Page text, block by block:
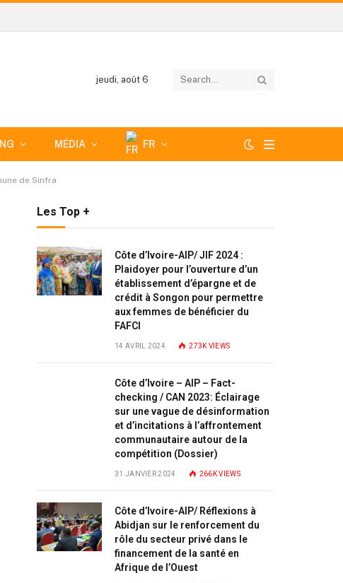
jeudi, août 6
MÉDIA FR
de Sinfra
Les Top +
Côte d’Ivoire-AIP/ JIF 2024 :
Plaidoyer pour l’ouverture d’un
établissement d’épargne et de
crédit à Songon pour permettre
aux femmes de bénéficier du
FAFCI
14 AVRIL 2024 273K VIEWS
Côte d’Ivoire – AIP – Fact-
checking / CAN 2023: Éclairage
sur une vague de désinformation
et d’incitations à l’affrontement
communautaire autour de la
compétition (Dossier)
31 JANVIER 2024 266KVIEWS
Côte d’Ivoire-AIP/ Réflexions à
Abidjan sur le renforcement du
rôle du secteur privé dans le
financement de la santé en
Afrique de l’Ouest